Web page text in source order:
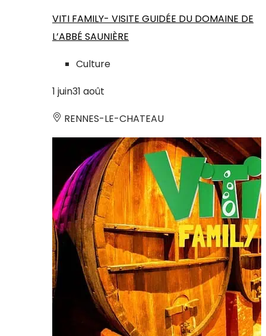
VITI FAMILY- VISITE GUIDÉE DU DOMAINE DE
L’ABBÉ SAUNIÈRE
Culture
1 juin31 août
RENNES-LE-CHATEAU